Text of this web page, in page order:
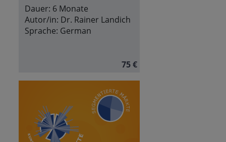
Dauer: 6 Monate
Autor/in: Dr. Rainer Landich
Sprache: German
75 €